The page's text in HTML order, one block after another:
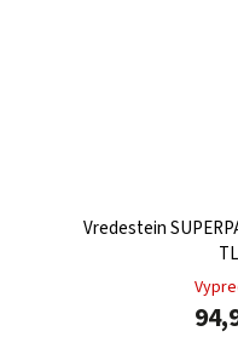
Vredestein